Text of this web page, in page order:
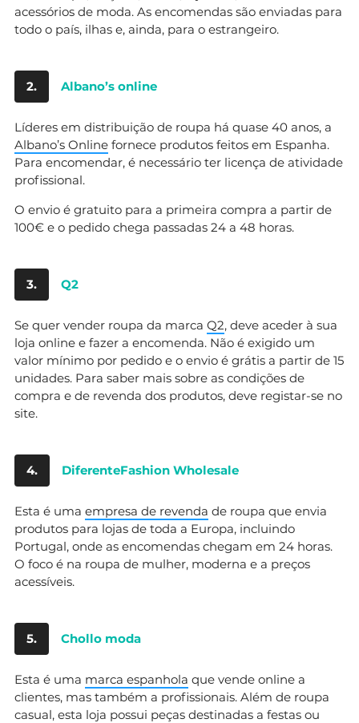
acessórios de moda. As encomendas são enviadas para
todo o país, ilhas e, ainda, para o estrangeiro.
2. Albano’s online
Líderes em distribuição de roupa há quase 40 anos, a
Albano’s Online fornece produtos feitos em Espanha.
Para encomendar, é necessário ter licença de atividade
profissional.
O envio é gratuito para a primeira compra a partir de
100€ e o pedido chega passadas 24 a 48 horas.
3. Q2
Se quer vender roupa da marca Q2, deve aceder à sua
loja online e fazer a encomenda. Não é exigido um
valor mínimo por pedido e o envio é grátis a partir de 15
unidades. Para saber mais sobre as condições de
compra e de revenda dos produtos, deve registar-se no
site.
4. DiferenteFashion Wholesale
Esta é uma empresa de revenda de roupa que envia
produtos para lojas de toda a Europa, incluindo
Portugal, onde as encomendas chegam em 24 horas.
O foco é na roupa de mulher, moderna e a preços
acessíveis.
5. Chollo moda
Esta é uma marca espanhola que vende online a
clientes, mas também a profissionais. Além de roupa
casual, esta loja possui peças destinadas a festas ou